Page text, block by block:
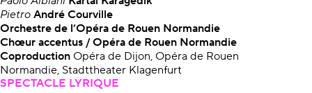
Pietro André Courville
Orchestre de l’Opéra de Rouen Normandie
Chœur accentus / Opéra de Rouen Normandie
Coproduction Opéra de Dijon, Opéra de Rouen
Normandie, Stadttheater Klagenfurt
SPECTACLE LYRIQUE